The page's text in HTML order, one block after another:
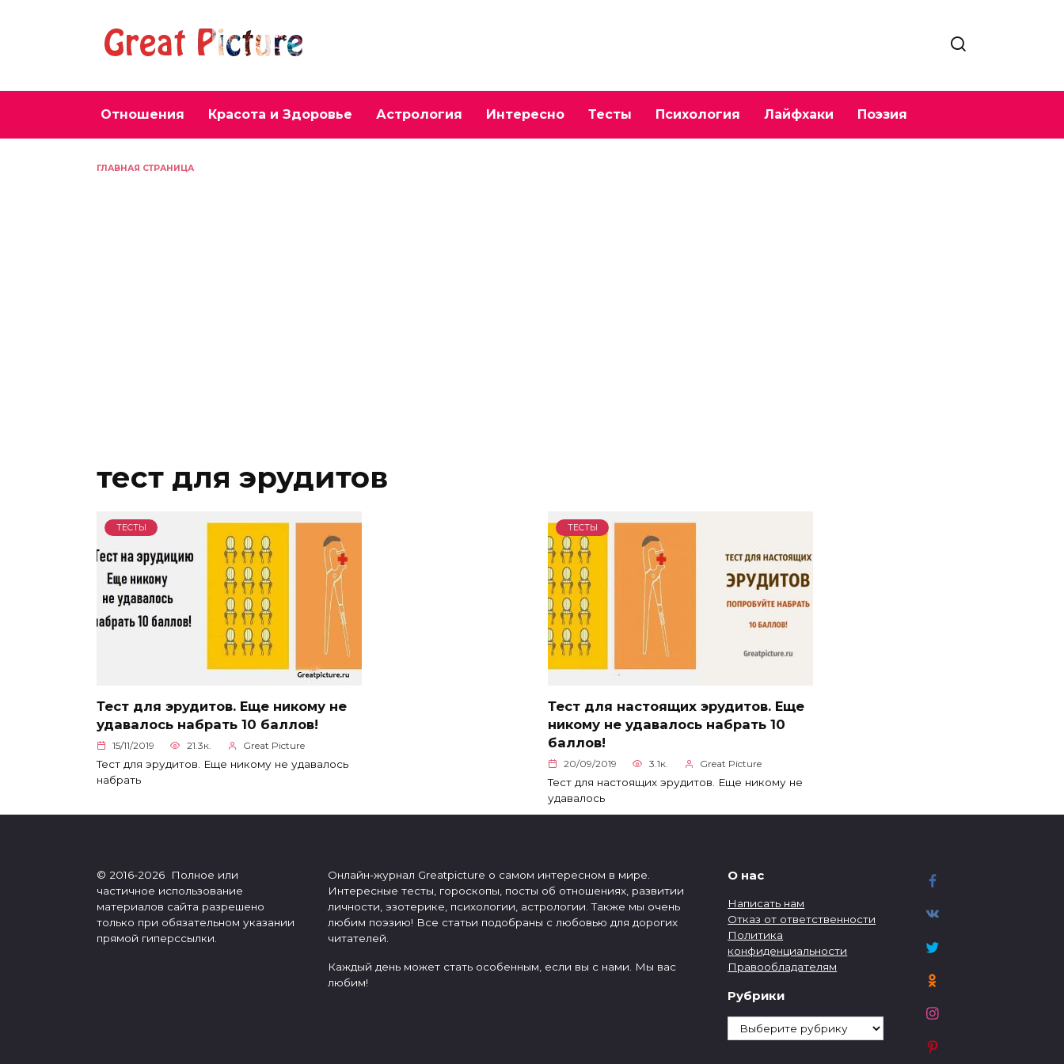
Отношения Красота и Здоровье Астрология Интересно Тесты Психология Лайфхаки Поэзия
ГЛАВНАЯ СТРАНИЦА
тест для эрудитов
ТЕСТЫ
Тест для эрудитов. Еще никому не
удавалось набрать 10 баллов!
15/11/2019 21.3к. Great Picture
Тест для эрудитов. Еще никому не удавалось
набрать
ТЕСТЫ
Тест для настоящих эрудитов. Еще
никому не удавалось набрать 10
баллов!
20/09/2019 3.1к. Great Picture
Тест для настоящих эрудитов. Еще никому не
удавалось
© 2016-2026 Полное или
частичное использование
материалов сайта разрешено
только при обязательном указании
прямой гиперссылки.
Онлайн-журнал Greatpicture о самом интересном в мире.
Интересные тесты, гороскопы, посты об отношениях, развитии
личности, эзотерике, психологии, астрологии. Также мы очень
любим поэзию! Все статьи подобраны с любовью для дорогих
читателей.
Каждый день может стать особенным, если вы с нами. Мы вас
любим!
О нас
Написать нам
Отказ от ответственности
Политика
конфиденциальности
Правообладателям
Рубрики
Рубрики